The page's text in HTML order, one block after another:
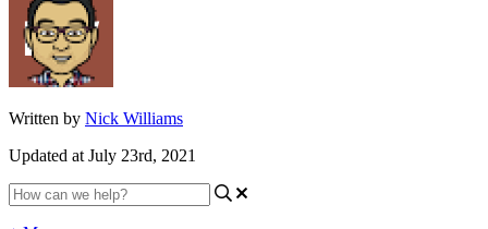
Written by Nick Williams
Updated at July 23rd, 2021